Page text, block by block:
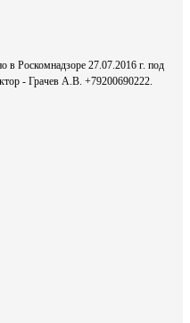
в Роскомнадзоре 27.07.2016 г. под
- Грачев А.В. +79200690222.